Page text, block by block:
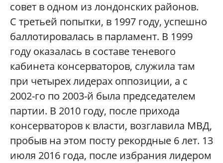
совет в одном из лондонских районов.
С третьей попытки, в 1997 году, успешно
баллотировалась в парламент. В 1999
году оказалась в составе теневого
кабинета консерваторов, служила там
при четырех лидерах оппозиции, а с
2002-го по 2003-й была председателем
партии. В 2010 году, после прихода
консерваторов к власти, возглавила МВД,
пробыв на этом посту рекордные 6 лет. 13
июля 2016 года, после избрания лидером